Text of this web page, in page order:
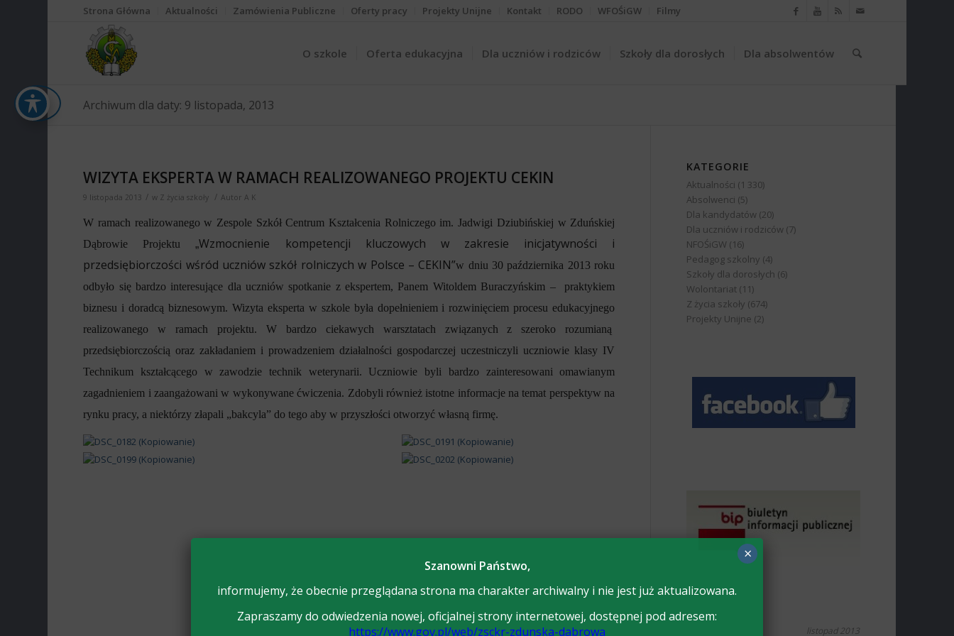
Strona Główna Aktualności Zamówienia Publiczne Oferty pracy Projekty Unijne Kontakt RODO WFOŚiGW Filmy
O szkole Oferta edukacyjna Dla uczniów i rodziców Szkoły dla dorosłych Dla absolwentów
Archiwum dla daty: 9 listopada, 2013
WIZYTA EKSPERTA W RAMACH REALIZOWANEGO PROJEKTU CEKIN
9 listopada 2013 / w Z życia szkoły / AutorA K
W ramach realizowanego w Zespole Szkół Centrum Kształcenia Rolniczego im. Jadwigi Dziubińskiej w Zduńskiej
Dąbrowie Projektu„Wzmocnienie kompetencji kluczowych w zakresie inicjatywności i
przedsiębiorczości wśród uczniów szkół rolniczych w Polsce – CEKIN”w dniu 30 października 2013 roku
odbyło się bardzo interesujące dla uczniów spotkanie z ekspertem, Panem Witoldem Buraczyńskim –
praktykiem
biznesu i doradcą biznesowym. Wizyta eksperta w szkole była dopełnieniem i rozwinięciem procesu edukacyjnego
realizowanego w ramach projektu. W bardzo ciekawych warsztatach związanych z szeroko rozumianą
przedsiębiorczością oraz zakładaniem i prowadzeniem działalności gospodarczej uczestniczyli uczniowie klasy IV
Technikum kształcącego w zawodzie technik weterynarii. Uczniowie byli bardzo zainteresowani omawianym
zagadnieniem i zaangażowani w wykonywane ćwiczenia. Zdobyli również istotne informacje na temat perspektyw na
rynku pracy, a niektórzy złapali „bakcyla” do tego aby w przyszłości otworzyć własną firmę.
KATEGORIE
Aktualności (1 330)
Absolwenci (5)
Dla kandydatów (20)
Dla uczniów i rodziców (7)
NFOŚiGW (16)
Pedagog szkolny (4)
Szkoły dla dorosłych (6)
Wolontariat (11)
Z życia szkoły (674)
Projekty Unijne (2)
listopad 2013
Szanowni Państwo,
informujemy, że obecnie przeglądana strona ma charakter archiwalny i nie jest już aktualizowana.
Zapraszamy do odwiedzenia nowej, oficjalnej strony internetowej, dostępnej pod adresem:
https://www.gov.pl/web/zsckr-zdunska-dabrowa
×